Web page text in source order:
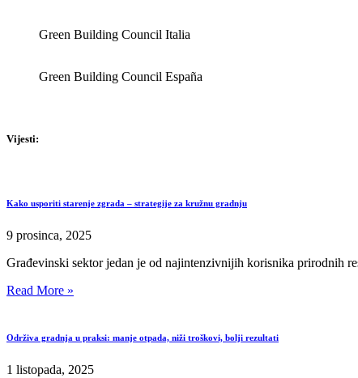
Green Building Council Italia
Green Building Council España
Vijesti:
Kako usporiti starenje zgrada – strategije za kružnu gradnju
9 prosinca, 2025
Građevinski sektor jedan je od najintenzivnijih korisnika prirodnih
Read More »
Održiva gradnja u praksi: manje otpada, niži troškovi, bolji rezultati
1 listopada, 2025